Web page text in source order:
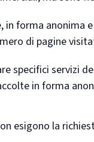
in forma
di pagine
specifici servizi
in forma
esigono la